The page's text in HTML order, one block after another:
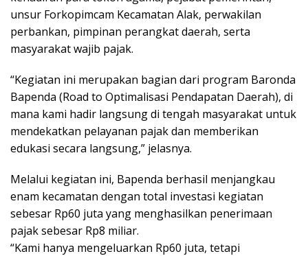
unsur Forkopimcam Kecamatan Alak, perwakilan
perbankan, pimpinan perangkat daerah, serta
masyarakat wajib pajak.
“Kegiatan ini merupakan bagian dari program Baronda
Bapenda (Road to Optimalisasi Pendapatan Daerah), di
mana kami hadir langsung di tengah masyarakat untuk
mendekatkan pelayanan pajak dan memberikan
edukasi secara langsung,” jelasnya.
Melalui kegiatan ini, Bapenda berhasil menjangkau
enam kecamatan dengan total investasi kegiatan
sebesar Rp60 juta yang menghasilkan penerimaan
pajak sebesar Rp8 miliar.
“Kami hanya mengeluarkan Rp60 juta, tetapi